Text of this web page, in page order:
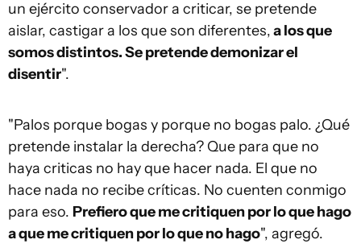
un ejército conservador a criticar, se pretende
aislar, castigar a los que son diferentes,a los que
somos distintos. Se pretende demonizar el
disentir".
"Palos porque bogas y porque no bogas palo. ¿Qué
pretende instalar la derecha? Que para que no
haya criticas no hay que hacer nada. El que no
hace nada no recibe críticas. No cuenten conmigo
para eso. Prefiero que me critiquen por lo que hago
a que me critiquen por lo que no hago", agregó.